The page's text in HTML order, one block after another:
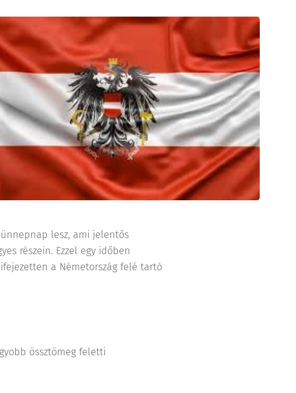
lesz, ami jelentős
részein. Ezzel egy időben
a Németország felé tartó
össztömeg feletti